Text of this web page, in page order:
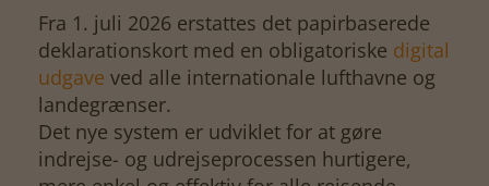
Fra 1. juli 2026 erstattes det papirbaserede
deklarationskort med en obligatoriske digital
udgave ved alle internationale lufthavne og
landegrænser.
Det nye system er udviklet for at gøre
indrejse- og udrejseprocessen hurtigere,